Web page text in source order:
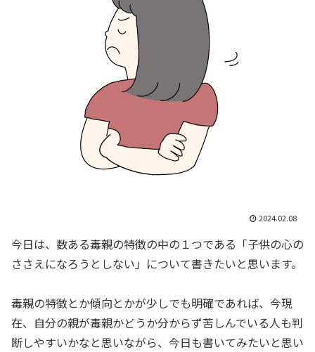
2024.02.08
今日は、数ある毒親の特徴の中の１つである「子供の心の
ささえになろうとしない」について書きたいと思います。
毒親の特徴とか傾向とかが少しでも明確であれば、今現
在、自分の親が毒親かどうか分からず苦しんでいる人も判
断しやすいかなと思いながら、今日も書いてみたいと思い